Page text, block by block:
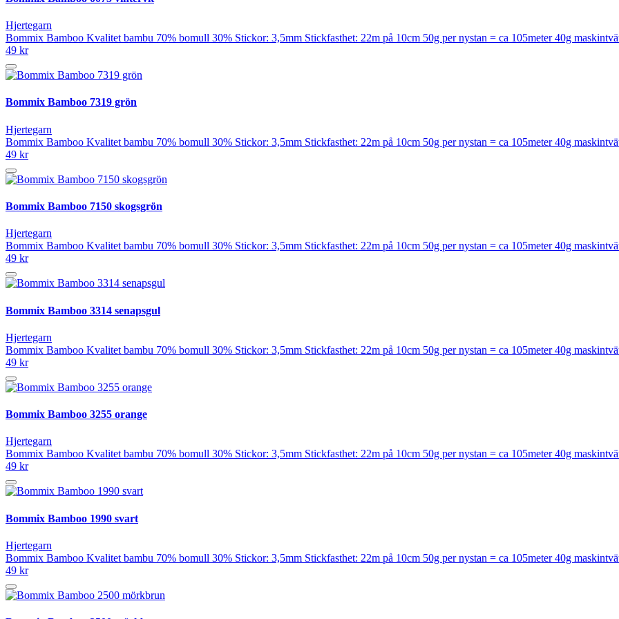
Hjertegarn
Bommix Bamboo Kvalitet bambu 70% bomull 30% Stickor: 3,5mm Stickfasthet: 22m på 10cm 50g per nystan = ca 105meter 40g
49 kr
Bommix Bamboo 7319 grön
Hjertegarn
Bommix Bamboo Kvalitet bambu 70% bomull 30% Stickor: 3,5mm Stickfasthet: 22m på 10cm 50g per nystan = ca 105meter 40g
49 kr
Bommix Bamboo 7150 skogsgrön
Hjertegarn
Bommix Bamboo Kvalitet bambu 70% bomull 30% Stickor: 3,5mm Stickfasthet: 22m på 10cm 50g per nystan = ca 105meter 40g
49 kr
Bommix Bamboo 3314 senapsgul
Hjertegarn
Bommix Bamboo Kvalitet bambu 70% bomull 30% Stickor: 3,5mm Stickfasthet: 22m på 10cm 50g per nystan = ca 105meter 40g
49 kr
Bommix Bamboo 3255 orange
Hjertegarn
Bommix Bamboo Kvalitet bambu 70% bomull 30% Stickor: 3,5mm Stickfasthet: 22m på 10cm 50g per nystan = ca 105meter 40g
49 kr
Bommix Bamboo 1990 svart
Hjertegarn
Bommix Bamboo Kvalitet bambu 70% bomull 30% Stickor: 3,5mm Stickfasthet: 22m på 10cm 50g per nystan = ca 105meter 40g
49 kr